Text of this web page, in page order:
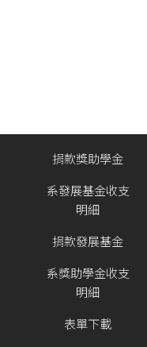
捐款獎助學金
系發展基金收支
明細
捐款發展基金
系獎助學金收支
明細
表單下載